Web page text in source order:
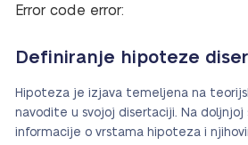
Error code error:
Definiranje hipoteze
Hipoteza je izjava temeljena na
navodite u svojoj disertaciji. Na
informacije o vrstama hipoteza i